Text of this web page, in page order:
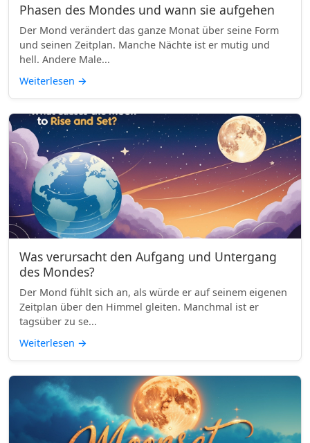
Phasen des Mondes und wann sie aufgehen
Der Mond verändert das ganze Monat über seine Form
und seinen Zeitplan. Manche Nächte ist er mutig und
hell. Andere Male...
Weiterlesen →
Was verursacht den Aufgang und Untergang
des Mondes?
Der Mond fühlt sich an, als würde er auf seinem eigenen
Zeitplan über den Himmel gleiten. Manchmal ist er
tagsüber zu se...
Weiterlesen →